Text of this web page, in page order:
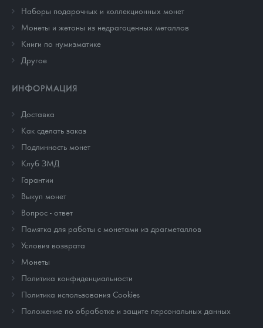
Наборы подарочных и коллекционных монет
Монеты и жетоны из недрагоценных металлов
Книги по нумизматике
Другое
ИНФОРМАЦИЯ
Доставка
Как сделать заказ
Подлинность монет
Клуб ЗМД
Гарантии
Выкуп монет
Вопрос - ответ
Памятка для работы с монетами из драгметаллов
Условия возврата
Монеты
Политика конфиденциальности
Политика использования Cookies
Положение по обработке и защите персональных данных